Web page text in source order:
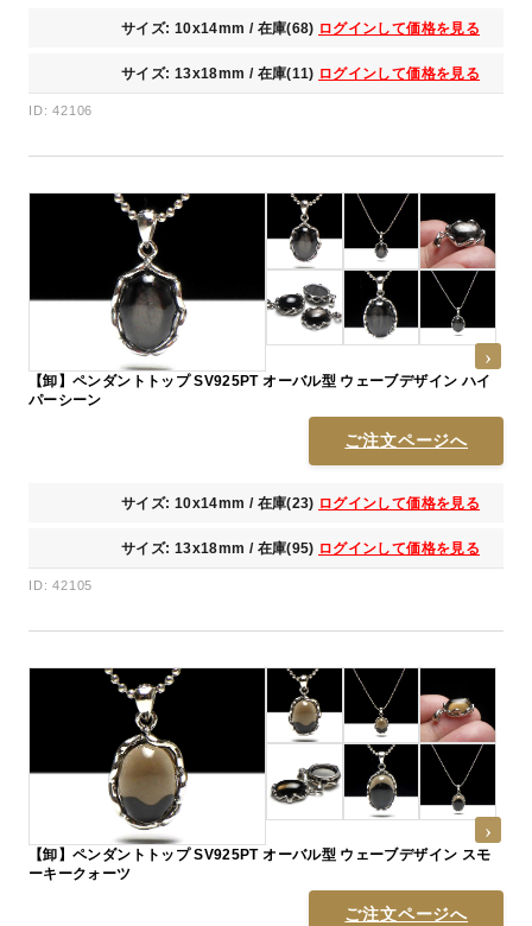
サイズ: 10x14mm / 在庫(68) ログインして価格を見る
サイズ: 13x18mm / 在庫(11) ログインして価格を見る
ID: 42106
【卸】ペンダントトップ SV925PT オーバル型 ウェーブデザイン ハイ
パーシーン
ご注文ページへ
サイズ: 10x14mm / 在庫(23) ログインして価格を見る
サイズ: 13x18mm / 在庫(95) ログインして価格を見る
ID: 42105
【卸】ペンダントトップ SV925PT オーバル型 ウェーブデザイン スモ
ーキークォーツ
ご注文ページへ